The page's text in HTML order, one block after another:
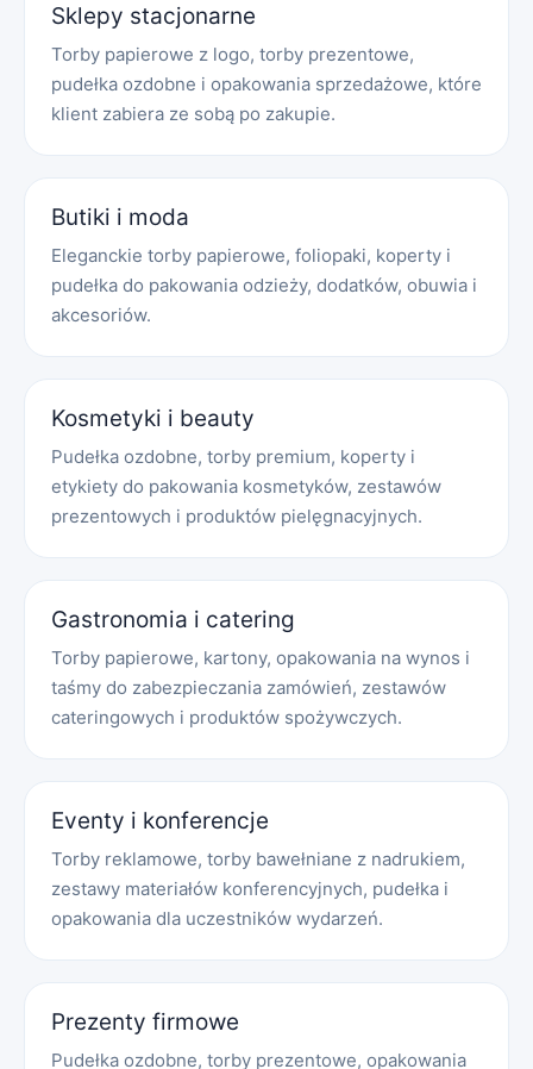
Sklepy stacjonarne
Torby papierowe z logo, torby prezentowe,
pudełka ozdobne i opakowania sprzedażowe, które
klient zabiera ze sobą po zakupie.
Butiki i moda
Eleganckie torby papierowe, foliopaki, koperty i
pudełka do pakowania odzieży, dodatków, obuwia i
akcesoriów.
Kosmetyki i beauty
Pudełka ozdobne, torby premium, koperty i
etykiety do pakowania kosmetyków, zestawów
prezentowych i produktów pielęgnacyjnych.
Gastronomia i catering
Torby papierowe, kartony, opakowania na wynos i
taśmy do zabezpieczania zamówień, zestawów
cateringowych i produktów spożywczych.
Eventy i konferencje
Torby reklamowe, torby bawełniane z nadrukiem,
zestawy materiałów konferencyjnych, pudełka i
opakowania dla uczestników wydarzeń.
Prezenty firmowe
Pudełka ozdobne, torby prezentowe, opakowania